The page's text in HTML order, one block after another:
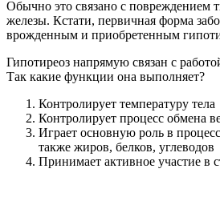
Обычно это связано с повреждением
железы. Кстати, первичная форма
врожденным и приобретенным
Гипотиреоз напрямую связан с
Так какие функции она выполняет?
Контролирует температуру тела
Контролирует процесс обмена
Играет основную роль в
также жиров, белков, углеводов
Принимает активное участие в